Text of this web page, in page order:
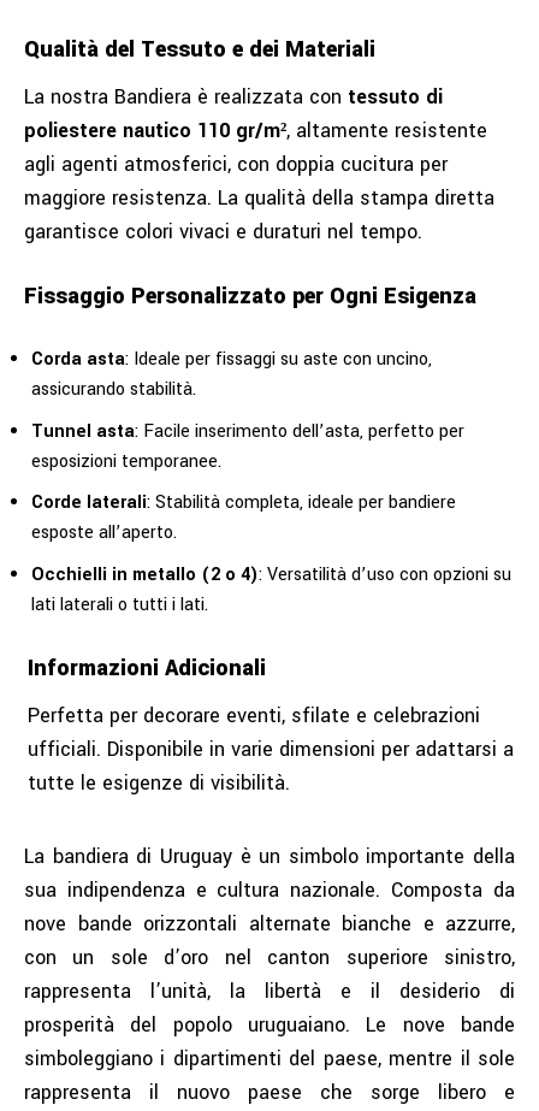
Qualità del Tessuto e dei Materiali
La nostra Bandiera è realizzata con tessuto di
poliestere nautico 110 gr/m², altamente resistente
agli agenti atmosferici, con doppia cucitura per
maggiore resistenza. La qualità della stampa diretta
garantisce colori vivaci e duraturi nel tempo.
Fissaggio Personalizzato per Ogni Esigenza
Corda asta: Ideale per fissaggi su aste con uncino,
assicurando stabilità.
Tunnel asta: Facile inserimento dell’asta, perfetto per
esposizioni temporanee.
Corde laterali: Stabilità completa, ideale per bandiere
esposte all’aperto.
Occhielli in metallo (2 o 4): Versatilità d’uso con opzioni su
lati laterali o tutti i lati.
Informazioni Adicionali
Perfetta per decorare eventi, sfilate e celebrazioni
ufficiali. Disponibile in varie dimensioni per adattarsi a
tutte le esigenze di visibilità.
La bandiera di Uruguay è un simbolo importante della
sua indipendenza e cultura nazionale. Composta da
nove bande orizzontali alternate bianche e azzurre,
con un sole d’oro nel canton superiore sinistro,
rappresenta l’unità, la libertà e il desiderio di
prosperità del popolo uruguaiano. Le nove bande
simboleggiano i dipartimenti del paese, mentre il sole
rappresenta il nuovo paese che sorge libero e